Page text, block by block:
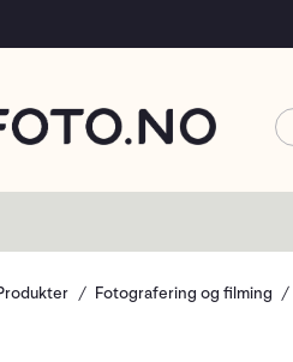
Fotografering og filming